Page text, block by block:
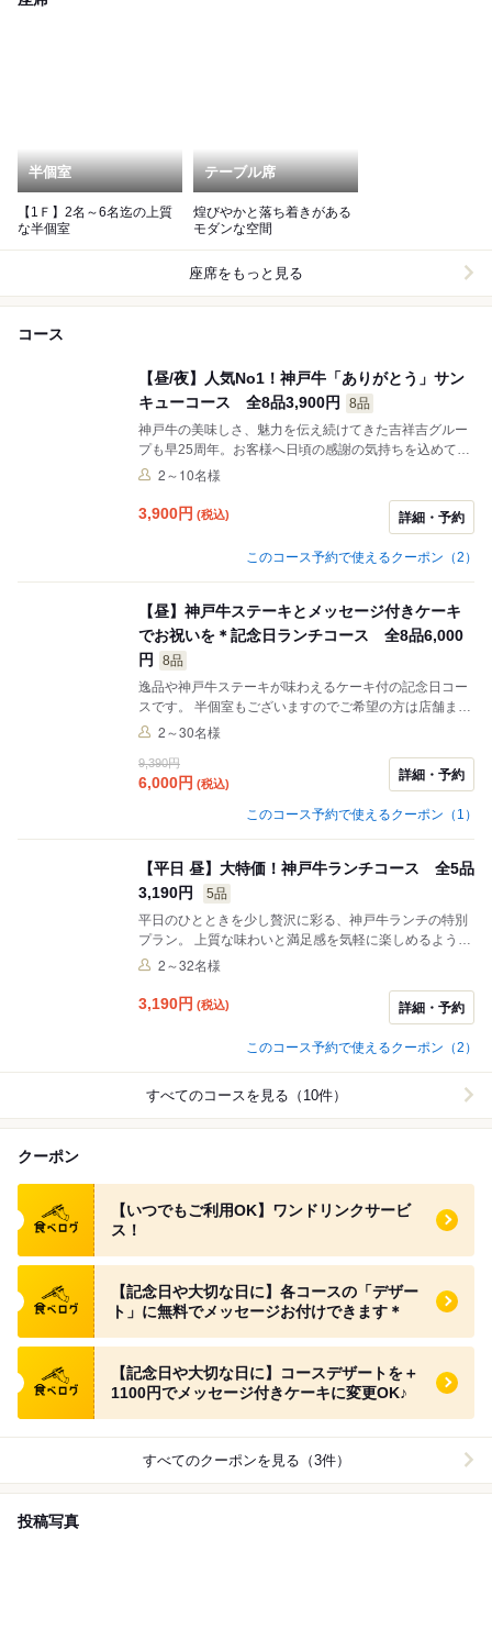
半個室
【1Ｆ】2名～6名迄の上質
な半個室
テーブル席
煌びやかと落ち着きがある
モダンな空間
座席をもっと見る
コース
【昼/夜】人気No1！神戸牛「ありがとう」サン
キューコース 全8品3,900円
8品
神戸牛の美味しさ、魅力を伝え続けてきた吉祥吉グルー
プも早25周年。お客様へ日頃の感謝の気持ちを込めて、
この度特別大特価の新コースをご用意しました。神戸牛
予約はお早めに。
2～10名様
3,900円 (税込) 詳細・予約
このコース予約で使えるクーポン（2）
【昼】神戸牛ステーキとメッセージ付きケーキ
でお祝いを＊記念日ランチコース 全8品6,000
円
8品
逸品や神戸牛ステーキが味わえるケーキ付の記念日コー
スです。 半個室もございますのでご希望の方は店舗まで
お問い合わせください。
2～30名様
9,390円
6,000円 (税込)
詳細・予約
このコース予約で使えるクーポン（1）
【平日 昼】大特価！神戸牛ランチコース 全5品
3,190円
5品
平日のひとときを少し贅沢に彩る、神戸牛ランチの特別
プラン。 上質な味わいと満足感を気軽に楽しめるよう、
内容をバランスよく整えました。 通常は別途料金990円
別に含まれています。 平日だからこそ実現した、ちょっ
ご予約限定のコースとなります。 ご予約なしに、当コー
スをご利用する事は出来ません。 ※クーポンやその他の
割引などの併用は出来ません。
2～32名様
3,190円 (税込) 詳細・予約
このコース予約で使えるクーポン（2）
すべてのコースを見る（10件）
クーポン
食べログ クーポン
【いつでもご利用OK】ワンドリンクサービ
ス！
食べログ クーポン
【記念日や大切な日に】各コースの「デザー
ト」に無料でメッセージお付けできます＊
食べログ クーポン
【記念日や大切な日に】コースデザートを＋
1100円でメッセージ付きケーキに変更OK♪
すべてのクーポンを見る（3件）
投稿写真